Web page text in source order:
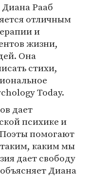
Рааб
отличным
и
жизни,
Она
стихи,
Today.
дает
психике и
помогают
каким мы
дает свободу
Диана